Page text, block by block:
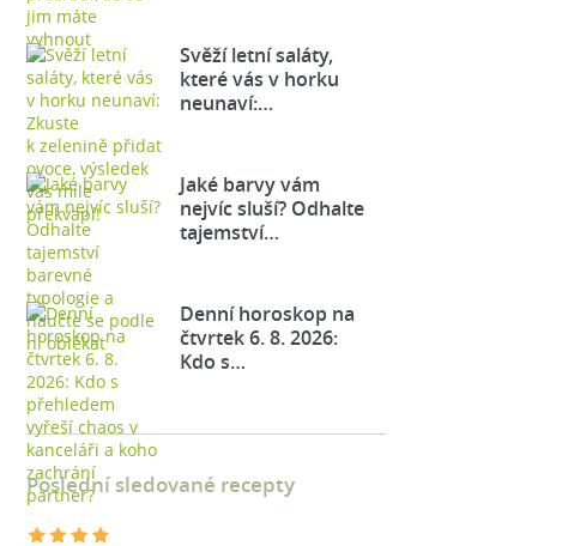
Svěží letní saláty,
které vás v horku
neunaví:…
Jaké barvy vám
nejvíc sluší? Odhalte
tajemství…
Denní horoskop na
čtvrtek 6. 8. 2026:
Kdo s…
Poslední sledované recepty